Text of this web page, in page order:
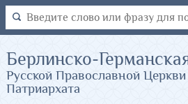
Берлинско-
Русской Православной
Патриархата